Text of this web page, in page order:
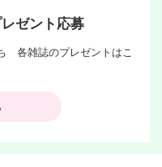
ゼント応募
各雑誌のプレゼントはこ